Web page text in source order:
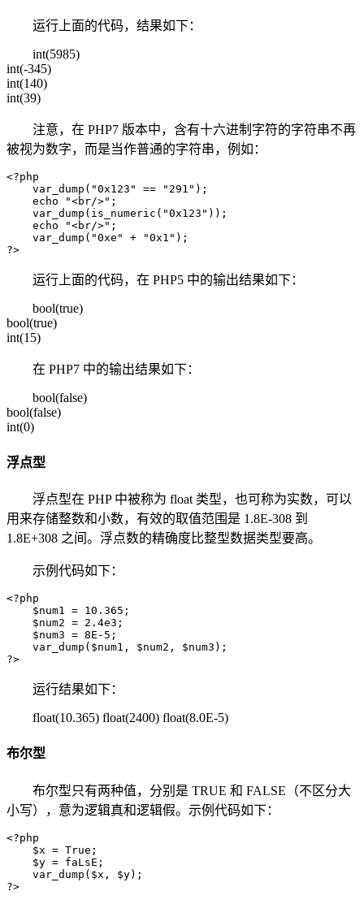
运行上面的代码，结果如下：
int(5985)
int(-345)
int(140)
int(39)
注意，在 PHP7 版本中，含有十六进制字符的字符串不再
被视为数字，而是当作普通的字符串，例如：
<?php
    var_dump("0x123" == "291");
    echo "<br/>";
    var_dump(is_numeric("0x123"));
    echo "<br/>";
    var_dump("0xe" + "0x1");
?>
运行上面的代码，在 PHP5 中的输出结果如下：
bool(true)
bool(true)
int(15)
在 PHP7 中的输出结果如下：
bool(false)
bool(false)
int(0)
浮点型
浮点型在 PHP 中被称为 float 类型，也可称为实数，可以
用来存储整数和小数，有效的取值范围是 1.8E-308 到
1.8E+308 之间。浮点数的精确度比整型数据类型要高。
示例代码如下：
<?php
    $num1 = 10.365;
    $num2 = 2.4e3;
    $num3 = 8E-5;
    var_dump($num1, $num2, $num3);
?>
运行结果如下：
float(10.365) float(2400) float(8.0E-5)
布尔型
布尔型只有两种值，分别是 TRUE 和 FALSE（不区分大
小写），意为逻辑真和逻辑假。示例代码如下：
<?php
    $x = True;
    $y = faLsE;
    var_dump($x, $y);
?>